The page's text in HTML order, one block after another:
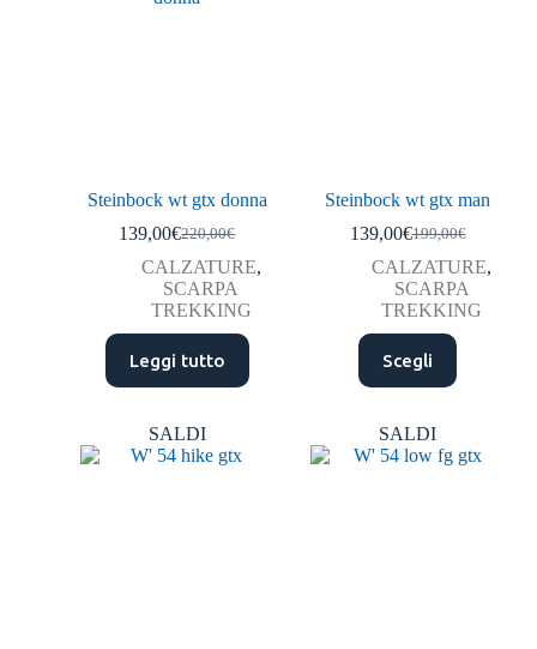
Steinbock wt gtx donna
220,00€
139,00€
CALZATURE,
SCARPA
TREKKING
Leggi tutto
Steinbock wt gtx man
199,00€
139,00€
CALZATURE,
SCARPA
TREKKING
Scegli
SALDI SALDI